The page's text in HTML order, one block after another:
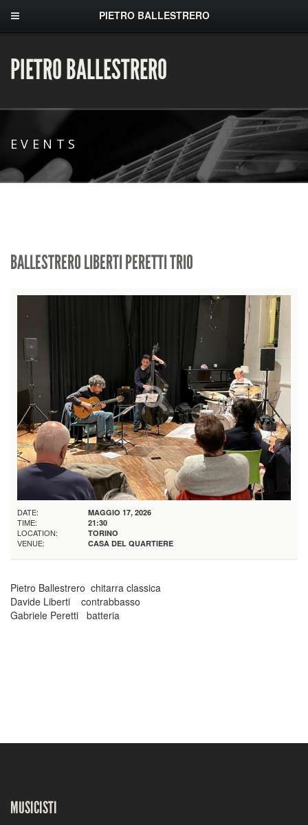
PIETRO BALLESTRERO
PIETRO BALLESTRERO
EVENTS
BALLESTRERO LIBERTI PERETTI TRIO
DATE: MAGGIO 17, 2026
TIME: 21:30
LOCATION: TORINO
VENUE: CASA DEL QUARTIERE
Pietro Ballestrero chitarra classica
Davide Liberti contrabbasso
Gabriele Peretti batteria
MUSICISTI